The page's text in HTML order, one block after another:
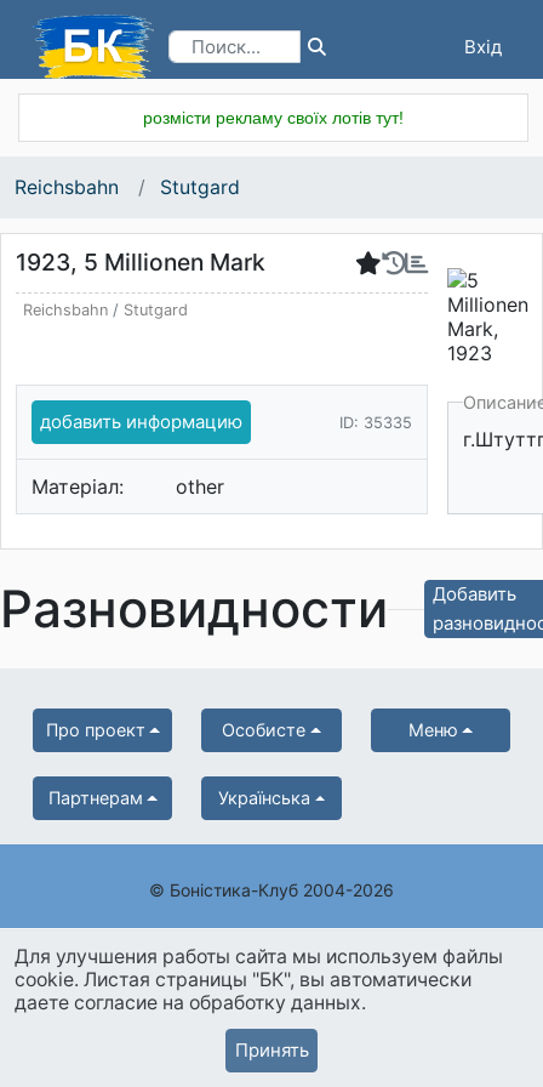
Вхід
розмісти рекламу своїх лотів тут!
Reichsbahn Stutgard
1923, 5 Millionen Mark
Reichsbahn/ Stutgard
добавить информацию ID: 35335
Матеріал: other
Разновидности
Добавить
Про проект Особисте Меню
Партнерам Українська
© Боністика-Клуб 2004-2026
Для улучшения работы сайта мы используем файлы
cookie. Листая страницы "БК", вы автоматически
даете согласие на обработку данных.
Принять